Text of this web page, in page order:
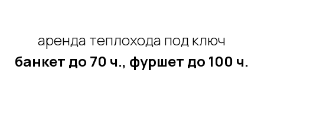
аренда теплохода под ключ
банкет до 70 ч., фуршет до 100 ч.